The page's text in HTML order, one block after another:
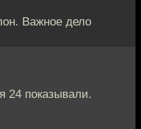
Важное дело
24 показывали.